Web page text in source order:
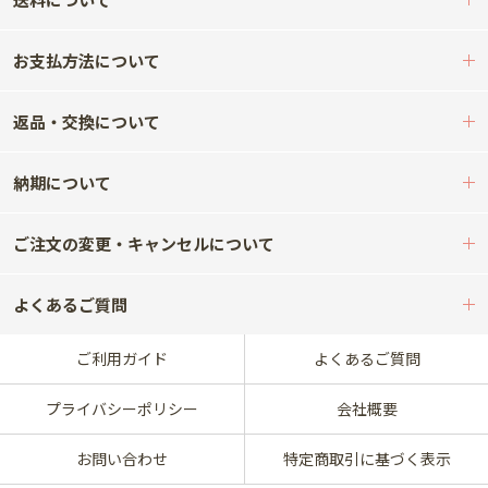
お支払方法について
返品・交換について
納期について
ご注文の変更・キャンセルについて
よくあるご質問
ご利用ガイド よくあるご質問
プライバシーポリシー 会社概要
お問い合わせ 特定商取引に基づく表示